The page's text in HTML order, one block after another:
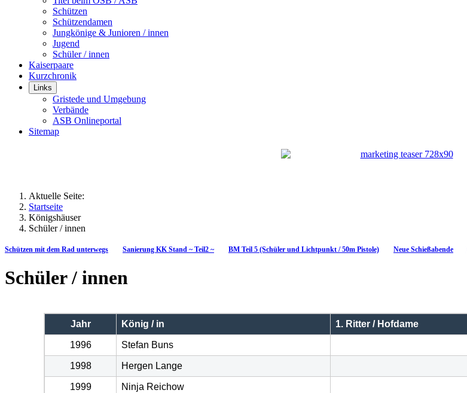
Schützen
Schützendamen
Jungkönige & Junioren / innen
Jugend
Schüler / innen
Kaiserpaare
Kurzchronik
Links
Gristede und Umgebung
Verbände
ASB Onlineportal
Sitemap
Aktuelle Seite:
Startseite
Königshäuser
Schüler / innen
Schützen mit dem Rad unterwegs Sanierung KK Stand ~ Teil2 ~ BM Teil 5 (Schüler und Lichtpunkt / 50m Pistole) Neue Schießabende
Schüler / innen
Jahr König / in 1. Ritter / Hofdame
1996 Stefan Buns
1998 Hergen Lange
1999 Ninja Reichow